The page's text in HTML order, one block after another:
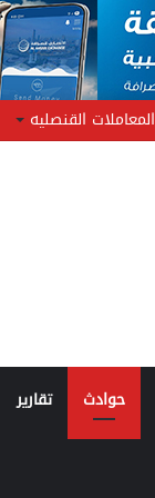
المعاملات القنصليه
حوادث تقارير